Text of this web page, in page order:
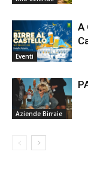
Eventi
A
Aziende Birraie